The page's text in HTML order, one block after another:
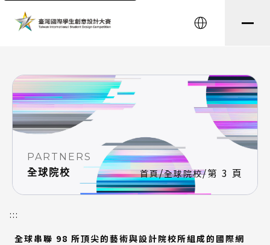
English
PARTNERS
全球院校
首頁/全球院校/第 3 頁
:::
全球串聯 98 所頂尖的藝術與設計院校所組成的國際網